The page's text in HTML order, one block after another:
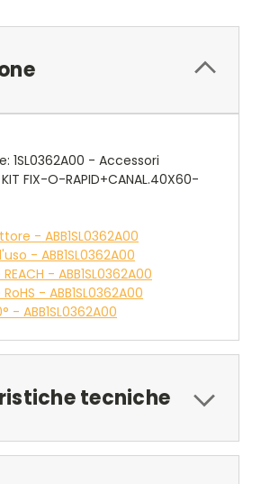
1SL0362A00 - Accessori
FIX-O-RAPID+CANAL.40X60-
- ABB1SL0362A00
- ABB1SL0362A00
- ABB1SL0362A00
- ABB1SL0362A00
- ABB1SL0362A00
tecniche